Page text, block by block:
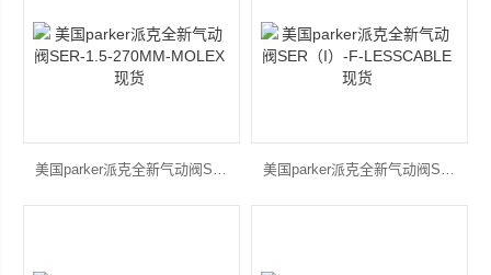
上海康驿实业有限公司
美国parker派克全新气动阀SER-1.5-270MM-MOLEX现货 美国parker派克全新气动阀SER（I）-F-LESSCABLE现货